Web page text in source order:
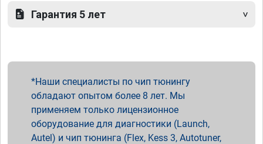
Гарантия 5 лет
Наши специалисты по чип тюнингу
обладают опытом более 8 лет. Мы
применяем только лицензионное
оборудование для диагностики (Launch,
Autel) и чип тюнинга (Flex, Kess 3, Autotuner,